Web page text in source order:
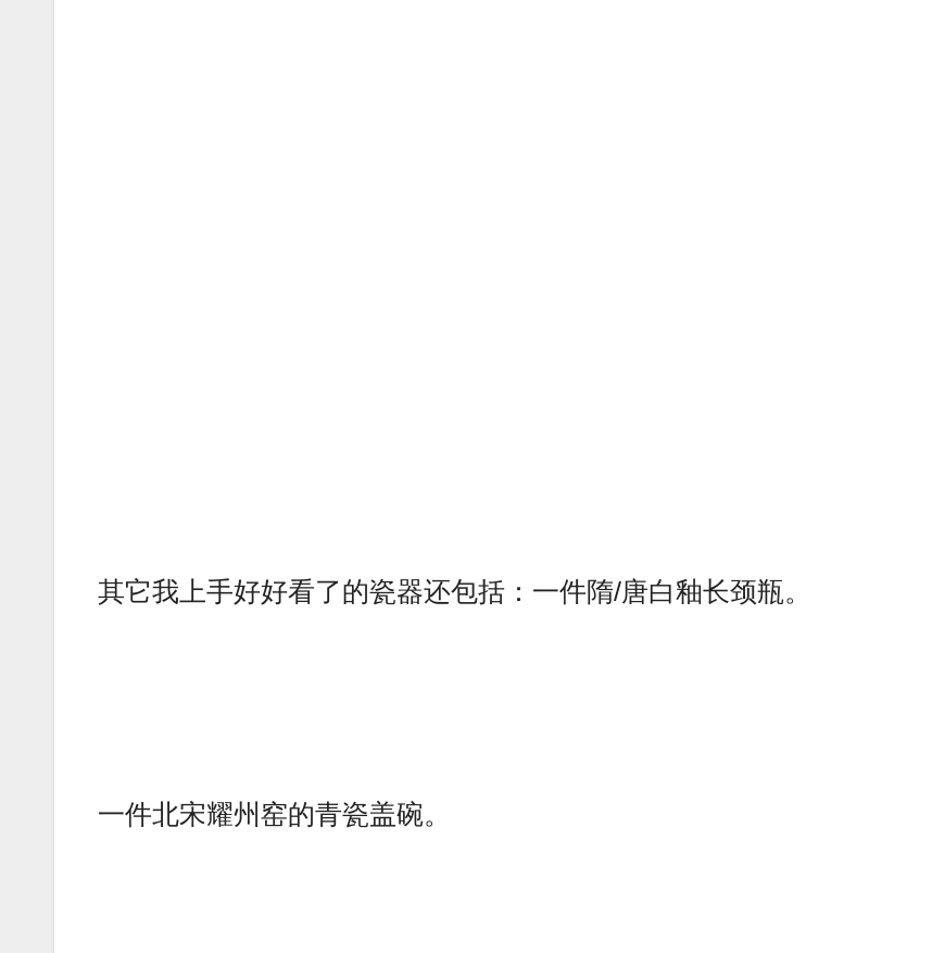
其它我上手好好看了的瓷器还包括：一件隋/唐白釉长颈瓶。
一件北宋耀州窑的青瓷盖碗。